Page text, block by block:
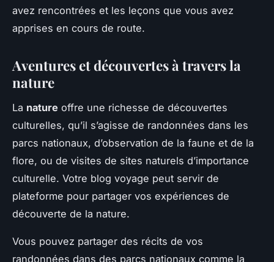
avez rencontrées et les leçons que vous avez
apprises en cours de route.
Aventures et découvertes à travers la
nature
La nature offre une richesse de découvertes
culturelles, qu’il s’agisse de randonnées dans les
parcs nationaux, d’observation de la faune et de la
flore, ou de visites de sites naturels d’importance
culturelle. Votre blog voyage peut servir de
plateforme pour partager vos expériences de
découverte de la nature.
Vous pouvez partager des récits de vos
randonnées dans des parcs nationaux comme la